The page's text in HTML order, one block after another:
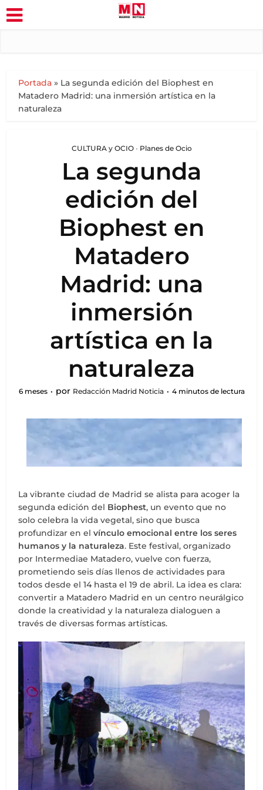
Portada » La segunda edición del Biophest en
Matadero Madrid: una inmersión artística en la
naturaleza
CULTURA y OCIO • Planes de Ocio
La segunda
edición del
Biophest en
Matadero
Madrid: una
inmersión
artística en la
naturaleza
6 meses por Redacción Madrid Noticia 4 minutos de lectura
La vibrante ciudad de Madrid se alista para acoger la
segunda edición del Biophest, un evento que no
solo celebra la vida vegetal, sino que busca
profundizar en elvínculo emocional entre los seres
humanos y la naturaleza. Este festival, organizado
por Intermediae Matadero, vuelve con fuerza,
prometiendo seis días llenos de actividades para
todos desde el 14 hasta el 19 de abril. La idea es clara:
convertir a Matadero Madrid en un centro neurálgico
donde la creatividad y la naturaleza dialoguen a
través de diversas formas artísticas.